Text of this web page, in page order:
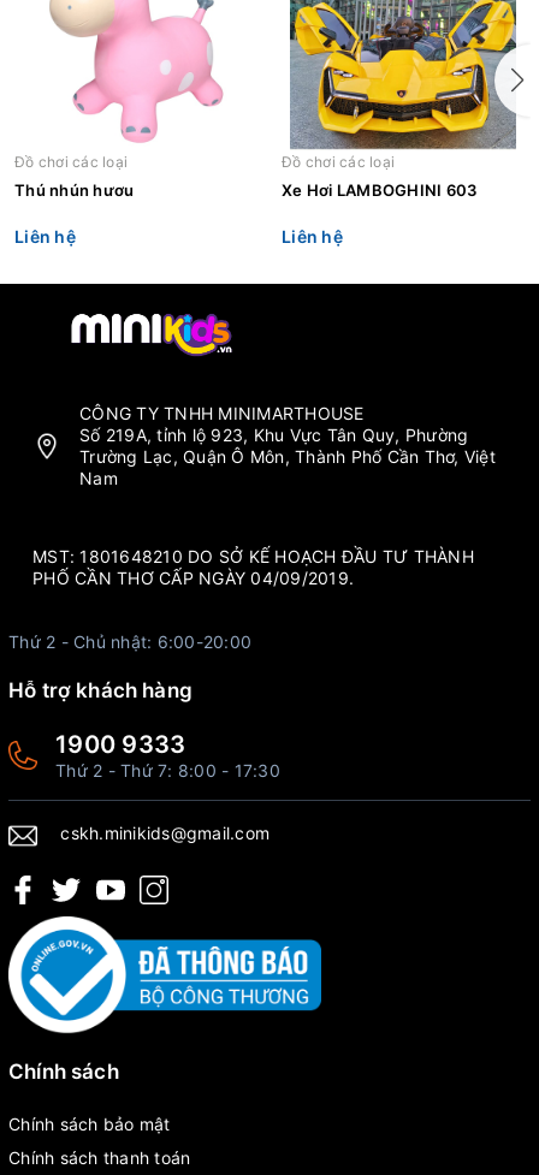
Đồ chơi các loại
Thú nhún hươu
Liên hệ
Đồ chơi các loại
Xe Hơi LAMBOGHINI 603
Liên hệ
CÔNG TY TNHH MINIMARTHOUSE
Số 219A, tỉnh lộ 923, Khu Vực Tân Quy, Phường
Trường Lạc, Quận Ô Môn, Thành Phố Cần Thơ, Việt
Nam
MST: 1801648210 DO SỞ KẾ HOẠCH ĐẦU TƯ THÀNH
PHỐ CẦN THƠ CẤP NGÀY 04/09/2019.
Thứ 2 - Chủ nhật: 6:00-20:00
Hỗ trợ khách hàng
1900 9333
Thứ 2 - Thứ 7: 8:00 - 17:30
cskh.minikids@gmail.com
Chính sách
Chính sách bảo mật
Chính sách thanh toán